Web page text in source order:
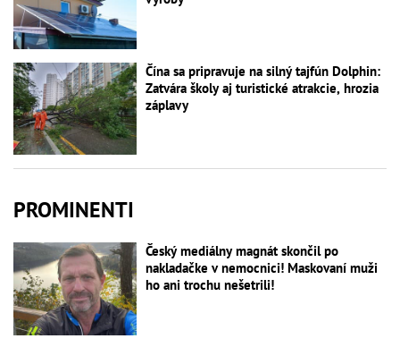
Čína sa pripravuje na silný tajfún Dolphin:
Zatvára školy aj turistické atrakcie, hrozia
záplavy
PROMINENTI
Český mediálny magnát skončil po
nakladačke v nemocnici! Maskovaní muži
ho ani trochu nešetrili!